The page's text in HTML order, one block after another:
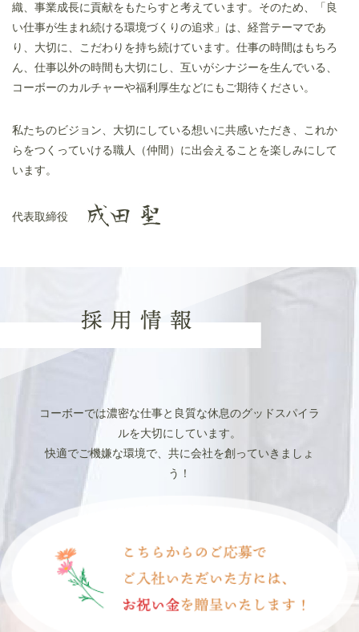
織、事業成長に貢献をもたらすと考えています。そのため、「良
い仕事が生まれ続ける環境づくりの追求」は、経営テーマであ
り、大切に、こだわりを持ち続けています。 仕事の時間はもちろ
ん、仕事以外の時間も大切にし、互いがシナジーを生んでいる、
コーボーのカルチャーや福利厚生などにもご期待ください。
私たちのビジョン、大切にしている想いに共感いただき、これか
らをつくっていける職人（仲間）に出会えることを楽しみにして
います。
代表取締役
コーボーでは濃密な仕事と良質な休息のグッドスパイラ
ルを大切にしています。
快適でご機嫌な環境で、共に会社を創っていきましょ
う！